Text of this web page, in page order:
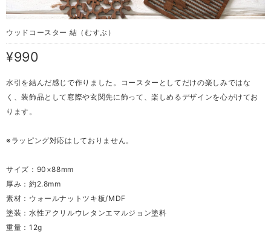
ウッドコースター 結（むすぶ）
¥990
水引を結んだ感じで作りました。コースターとしてだけの楽しみではな
く、装飾品として窓際や玄関先に飾って、楽しめるデザインを心がけてお
ります。
※ラッピング対応はしておりません。
サイズ：90×88mm
厚み：約2.8mm
素材：ウォールナットツキ板/MDF
塗装：水性アクリルウレタンエマルジョン塗料
重量：12g